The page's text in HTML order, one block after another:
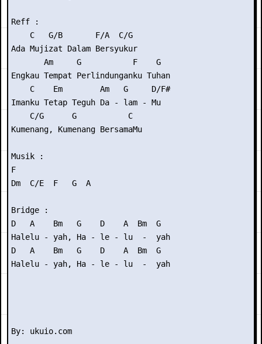
Reff :
    C   G/B       F/A  C/G
Ada Mujizat Dalam Bersyukur
       Am     G           F    G
Engkau Tempat Perlindunganku Tuhan
    C    Em        Am   G     D/F#
Imanku Tetap Teguh Da - lam - Mu
    C/G      G           C
Kumenang, Kumenang BersamaMu
Musik :
F
Dm  C/E  F   G  A
Bridge :
D   A    Bm   G    D    A  Bm  G
Halelu - yah, Ha - le - lu  -  yah
D   A    Bm   G    D    A  Bm  G
Halelu - yah, Ha - le - lu  -  yah